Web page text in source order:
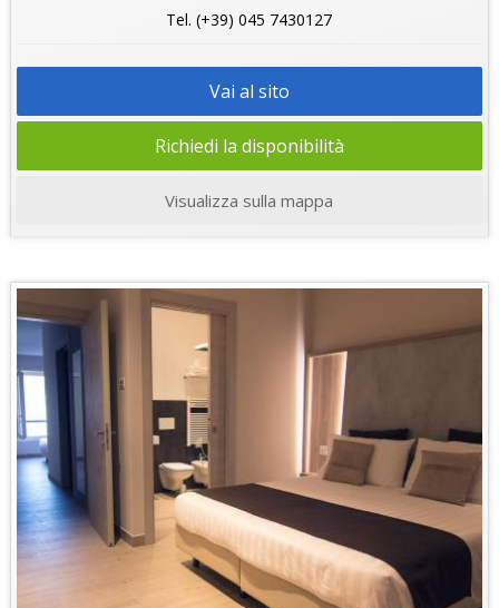
Tel. (+39) 045 7430127
Vai al sito
Richiedi la disponibilità
Visualizza sulla mappa